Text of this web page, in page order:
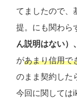
てましたので、
提。にも関わら
ん説明はない）
があまり信用で
のまま契約した
今回に関しては